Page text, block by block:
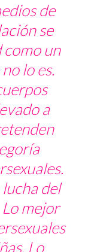
de
se
como un
lo es.
a
del
Lo mejor
Lo